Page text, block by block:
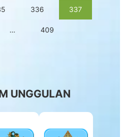
336 337
… 409
UNGGULAN